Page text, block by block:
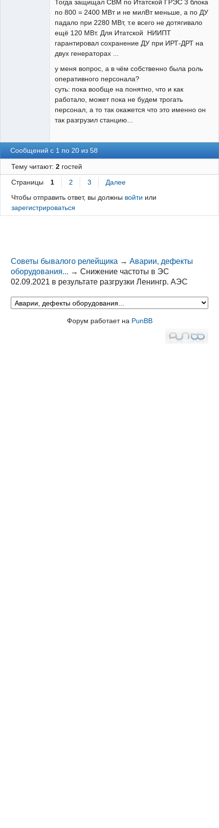
Тогда защищал СВМ по Итатской ГРЭС 3 блока
по 800 = 2400 МВт и не милВт меньше, а по ДУ
падало при 2280 МВт, т.е всего не дотягивало
ещё 120 МВт. Для Итатской НИИПТ
гарантировал сохранение ДУ при ИРТ-ДРТ на
двух генераторах ...
у меня вопрос, а в чём собственно была роль
оперативного персонала?
суть: пока вообще на понятно, что и как
работало, может пока не будем трогать
персонал, а то так окажется что это именно он
так разгрузил станцию...
Сообщений с 1 по 20 из 58
Тему читают: 2гостей
Страницы 1 2 3
Далее
Чтобы отправить ответ, вы должны войти или
зарегистрироваться
Советы бывалого релейщика →Аварии, дефекты
оборудования... →Снижение частоты в ЭС
02.09.2021 в результате разгрузки Ленингр. АЭС
Форум работает на PunBB